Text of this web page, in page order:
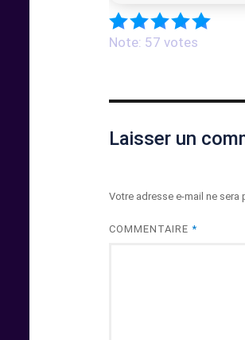
Note: 57 votes
Laisser un
Votre adresse e-mail ne sera
COMMENTAIRE *